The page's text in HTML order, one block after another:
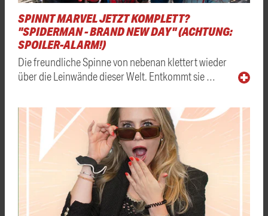
SPINNT MARVEL JETZT KOMPLETT?
"SPIDERMAN - BRAND NEW DAY" (ACHTUNG:
SPOILER-ALARM!)
Die freundliche Spinne von nebenan klettert wieder
über die Leinwände dieser Welt. Entkommt sie …